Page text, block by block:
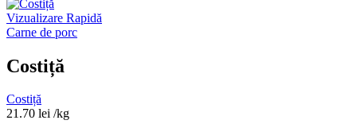
Vizualizare Rapidă
Carne de porc
Costiță
Costiță
21.70 lei /kg